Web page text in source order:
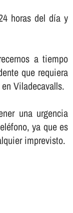
horas del dí­a y
a tiempo
que requiera
Viladecavalls.
una urgencia
ya que es
imprevisto.